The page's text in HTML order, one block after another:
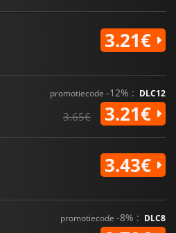
3.21€
promotiecode -12% : DLC12
3.65€ 3.21€
3.43€
promotiecode -8% : DLC8